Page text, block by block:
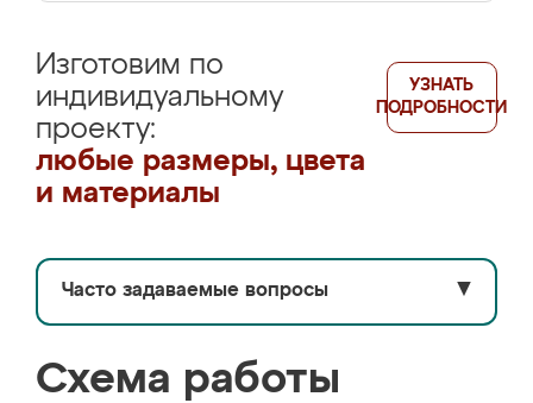
Изготовим по
индивидуальному
проекту:
любые размеры, цвета
и материалы
УЗНАТЬ
ПОДРОБНОСТИ
Часто задаваемые вопросы ▼
Схема работы